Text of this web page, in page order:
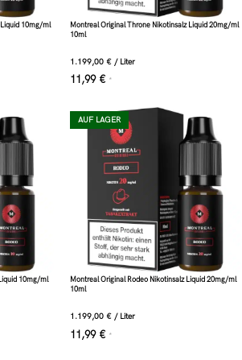
10mg/ml
Montreal Original Throne Nikotinsalz Liquid 20mg/ml
10ml
1.199,00 € / Liter
11,99 € *
10mg/ml
AUF LAGER
Montreal Original Rodeo Nikotinsalz Liquid 20mg/ml
10ml
1.199,00 € / Liter
11,99 € *